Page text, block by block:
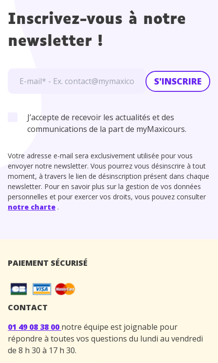
Inscrivez-vous à notre
newsletter !
S'INSCRIRE
J’accepte de recevoir les actualités et des
communications de la part de myMaxicours.
Votre adresse e-mail sera exclusivement utilisée pour vous
envoyer notre newsletter. Vous pourrez vous désinscrire à tout
moment, à travers le lien de désinscription présent dans chaque
newsletter. Pour en savoir plus sur la gestion de vos données
personnelles et pour exercer vos droits, vous pouvez consulter
notre charte .
PAIEMENT SÉCURISÉ
CONTACT
01 49 08 38 00 notre équipe est joignable pour
répondre à toutes vos questions du lundi au vendredi
de 8 h 30 à 17 h 30.